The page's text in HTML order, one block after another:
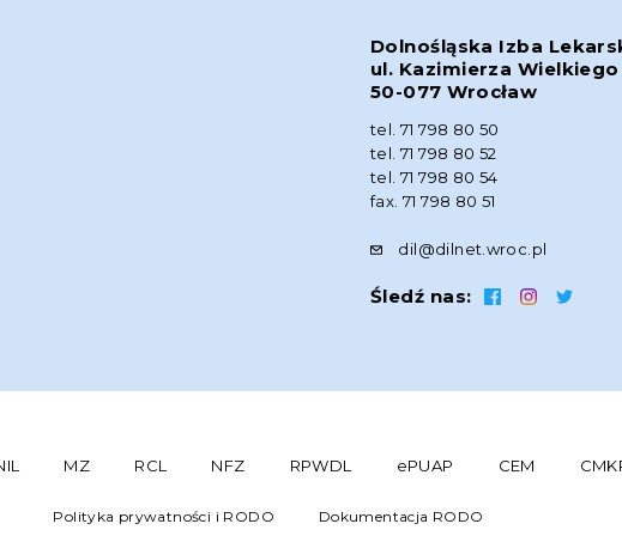
Dolnośląska Izba
ul. Kazimierza
50-077 Wrocław
tel. 71 798 80 50
tel. 71 798 80 52
tel. 71 798 80 54
fax. 71 798 80 51
dil@dilnet.wroc.pl
Śledź nas:
MZ RCL NFZ RPWDL ePUAP CEM
Polityka prywatności i RODO Dokumentacja RODO